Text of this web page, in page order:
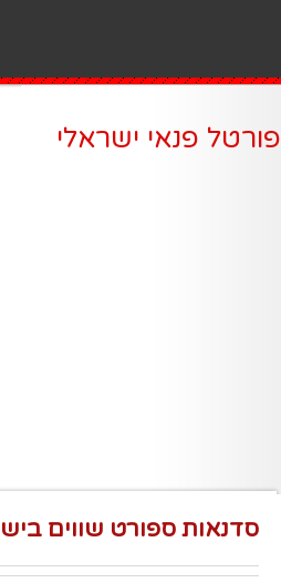
פורטל פנאי ישראלי
סדנאות ספורט שווים